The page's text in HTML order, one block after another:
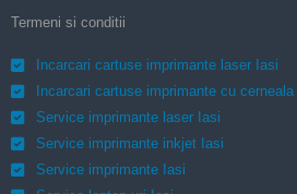
Termeni si conditii
Incarcari cartuse imprimante laser Iasi
Incarcari cartuse imprimante cu
Service imprimante laser Iasi
Service imprimante inkjet Iasi
Service imprimante Iasi